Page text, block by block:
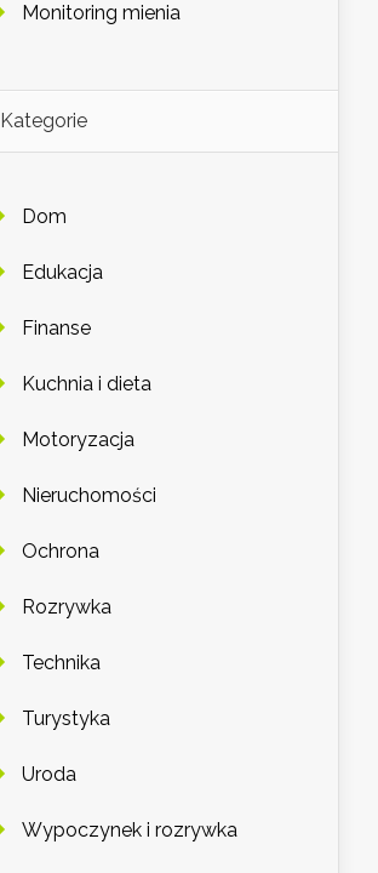
Monitoring mienia
Kategorie
Dom
Edukacja
Finanse
Kuchnia i dieta
Motoryzacja
Nieruchomości
Ochrona
Rozrywka
Technika
Turystyka
Uroda
Wypoczynek i rozrywka